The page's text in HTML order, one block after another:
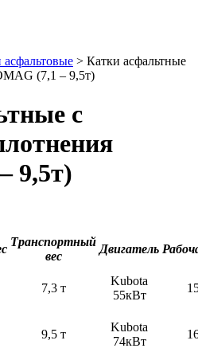
асфальтовые > Катки асфальтные
(7,1 – 9,5т)
с
9,5т)
Транспортный
вес
Двигатель
7,3 т
Kubota
55кВт
9,5 т
Kubota
74кВт